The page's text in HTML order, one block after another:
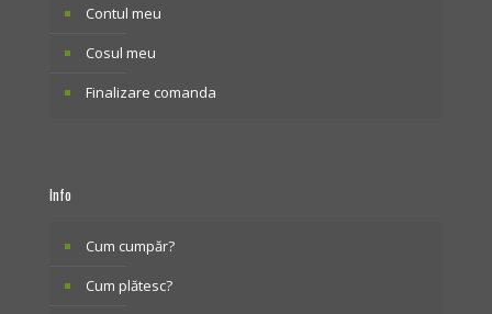
Contul meu
Cosul meu
Finalizare comanda
Info
Cum cumpăr?
Cum plătesc?